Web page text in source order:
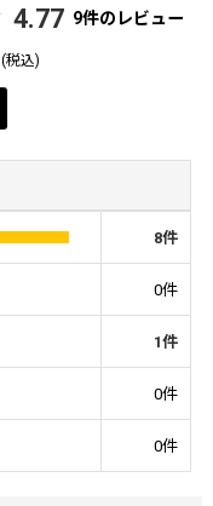
4.77 9件のレビュー
(税込)
8件
0件
1件
0件
0件